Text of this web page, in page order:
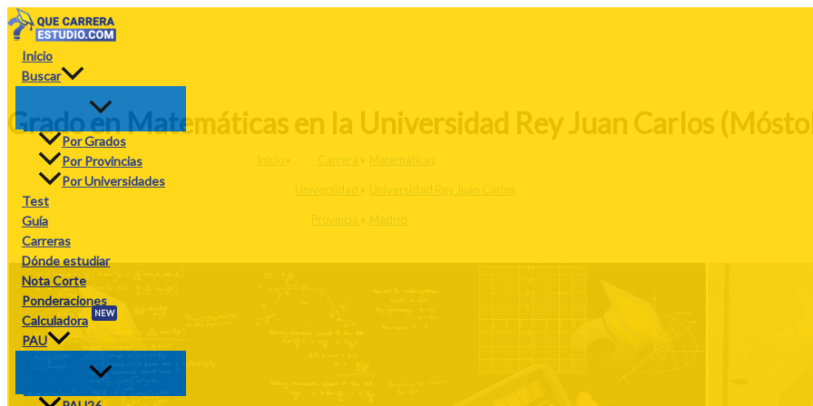
Ir
al
contenido
Inicio
Buscar
Por Grados
Por Provincias
Por Universidades
Test
Guía
Carreras
Dónde estudiar
Nota Corte
Ponderaciones
Calculadora
NEW
PAU
Grado en Matemáticas en la Universidad Rey Juan Carlos
Inicio Carrera Matemáticas
Universidad Universidad Rey Juan Carlos
Provincia Madrid